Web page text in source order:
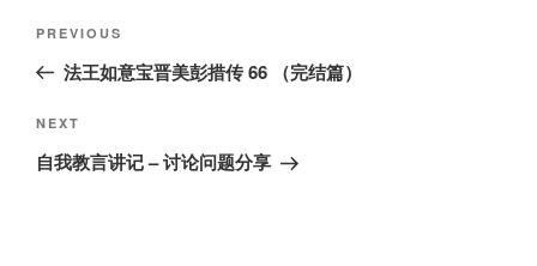
Post
Previous
Post
PREVIOUS
法王如意宝晋美彭措传 66 （完结篇）
Next
Post
NEXT
自我教言讲记 – 讨论问题分享